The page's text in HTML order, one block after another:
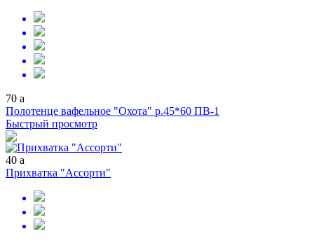
70 a
Полотенце вафельное "Охота" р.45*60 ПВ-1
Быстрый просмотр
40 a
Прихватка "Ассорти"